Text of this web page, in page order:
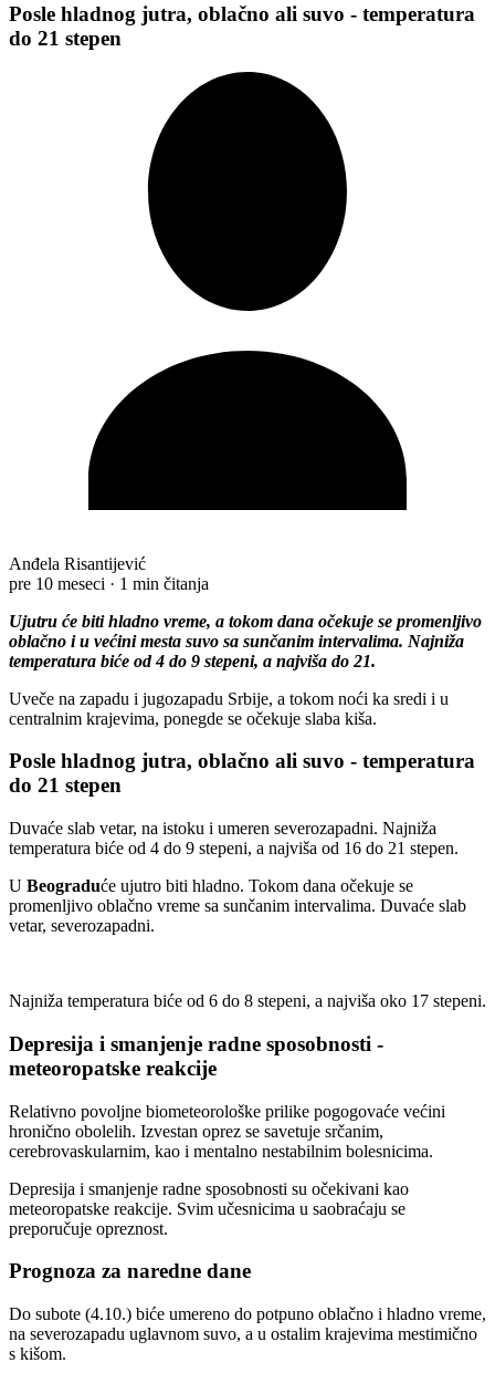
Posle hladnog jutra, oblačno ali suvo - temperatura
do 21 stepen
Anđela Risantijević
pre 10 meseci · 1 min čitanja
Ujutru će biti hladno vreme, a tokom dana očekuje se promenljivo
oblačno i u većini mesta suvo sa sunčanim intervalima. Najniža
temperatura biće od 4 do 9 stepeni, a najviša do 21.
Uveče na zapadu i jugozapadu Srbije, a tokom noći ka sredi i u
centralnim krajevima, ponegde se očekuje slaba kiša.
Posle hladnog jutra, oblačno ali suvo - temperatura
do 21 stepen
Duvaće slab vetar, na istoku i umeren severozapadni. Najniža
temperatura biće od 4 do 9 stepeni, a najviša od 16 do 21 stepen.
U Beograduće ujutro biti hladno. Tokom dana očekuje se
promenljivo oblačno vreme sa sunčanim intervalima. Duvaće slab
vetar, severozapadni.
Najniža temperatura biće od 6 do 8 stepeni, a najviša oko 17 stepeni.
Depresija i smanjenje radne sposobnosti -
meteoropatske reakcije
Relativno povoljne biometeorološke prilike pogogovaće većini
hronično obolelih. Izvestan oprez se savetuje srčanim,
cerebrovaskularnim, kao i mentalno nestabilnim bolesnicima.
Depresija i smanjenje radne sposobnosti su očekivani kao
meteoropatske reakcije. Svim učesnicima u saobraćaju se
preporučuje opreznost.
Prognoza za naredne dane
Do subote (4.10.) biće umereno do potpuno oblačno i hladno vreme,
na severozapadu uglavnom suvo, a u ostalim krajevima mestimično
s kišom.